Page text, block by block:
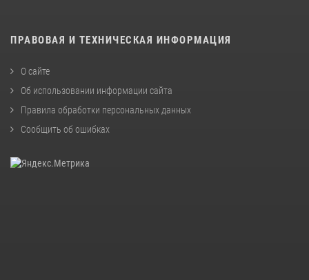
ПРАВОВАЯ И ТЕХНИЧЕСКАЯ ИНФОРМАЦИЯ
О сайте
Об использовании информации сайта
Правила обработки персональных данных
Сообщить об ошибках